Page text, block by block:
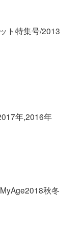
ト特集号/2013
年,2016年
秋冬